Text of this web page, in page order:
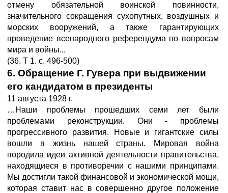
отмену обязательной воинской повинности,
значительного сокращения сухопутных, воздушных и
морских вооружений, а также гарантирующих
проведение всенародного референдума по вопросам
мира и войны...
(36. Т 1. с. 496-500)
6. Обращение Г. Гувера при выдвижении
его кандидатом в президенты
11 августа 1928 г.
…Наши проблемы прошедших семи лет были
проблемами реконструкции. Они - проблемы
прогрессивного развития. Новые и гигантские силы
вошли в жизнь нашей страны. Мировая война
породила идеи активной деятельности правительства,
находящиеся в противоречии с нашими принципами.
Мы достигли такой финансовой и экономической мощи,
которая ставит нас в совершенно другое положение